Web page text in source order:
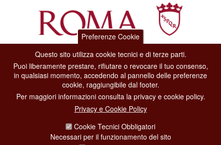
Dipartimento Grandi Eventi, Sport, Turismo e Moda.
Via di San Basilio, 51
00187 Roma
CONTACT CENTER TEL. 06 06 08
CONTATTA LA REDAZIONE
Preferenze Cookie
Questo sito utilizza cookie tecnici e di terze parti.
Puoi liberamente prestare, rifiutare o revocare il tuo consenso,
in qualsiasi momento, accedendo al pannello delle preferenze
cookie, raggiungibile dal footer.
Per maggiori informazioni consulta la privacy e cookie policy.
Privacy e Cookie Policy
Cookie Tecnici Obbligatori
Necessari per il funzionamento del sito